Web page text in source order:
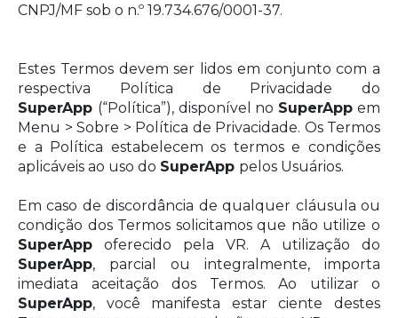
CNPJ/MF sob o n.º 19.734.676/0001-37.
Estes Termos devem ser lidos em conjunto com a
respectiva Política de Privacidade do
SuperApp (“Política”), disponível no SuperApp em
Menu > Sobre > Política de Privacidade. Os Termos
e a Política estabelecem os termos e condições
aplicáveis ao uso do SuperApp pelos Usuários.
Em caso de discordância de qualquer cláusula ou
condição dos Termos solicitamos que não utilize o
SuperApp oferecido pela VR. A utilização do
SuperApp, parcial ou integralmente, importa
imediata aceitação dos Termos. Ao utilizar o
SuperApp, você manifesta estar ciente destes